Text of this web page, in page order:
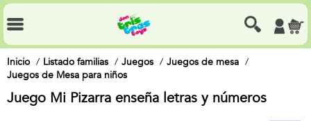
Inicio Listado familias Juegos
Juegos de mesa
Juegos de Mesa para niños
Juego Mi Pizarra enseña letras y números